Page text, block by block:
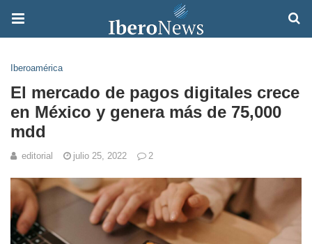
Iberoamérica
El mercado de pagos digitales crece
en México y genera más de 75,000
mdd
editorial julio 25, 2022 2